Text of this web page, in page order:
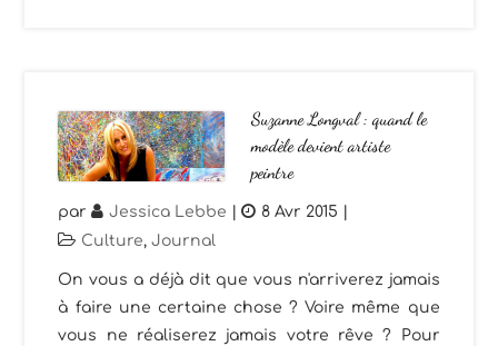
Suzanne Longval : quand le
modèle devient artiste
peintre
par Jessica Lebbe | 8 Avr 2015
Culture,Journal
On vous a déjà dit que vous n'arriverez jamais
à faire une certaine chose ? Voire même que
vous ne réaliserez jamais votre rêve ? Pour